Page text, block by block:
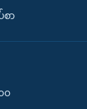
စာ
၀